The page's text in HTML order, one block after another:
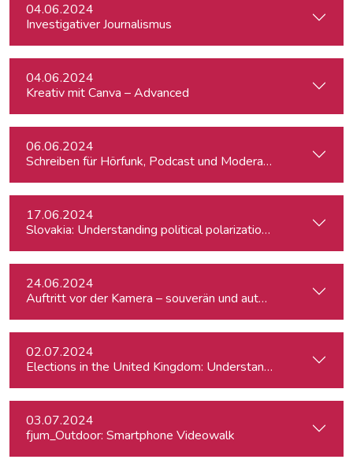
04.06.2024
Investigativer Journalismus
04.06.2024
Kreativ mit Canva – Advanced
06.06.2024
Schreiben für Hörfunk, Podcast und Moderation
17.06.2024
Slovakia: Understanding political polarizations and their
24.06.2024
Auftritt vor der Kamera – souverän und authentisch
02.07.2024
Elections in the United Kingdom: Understanding Voters’
03.07.2024
fjum_Outdoor: Smartphone Videowalk